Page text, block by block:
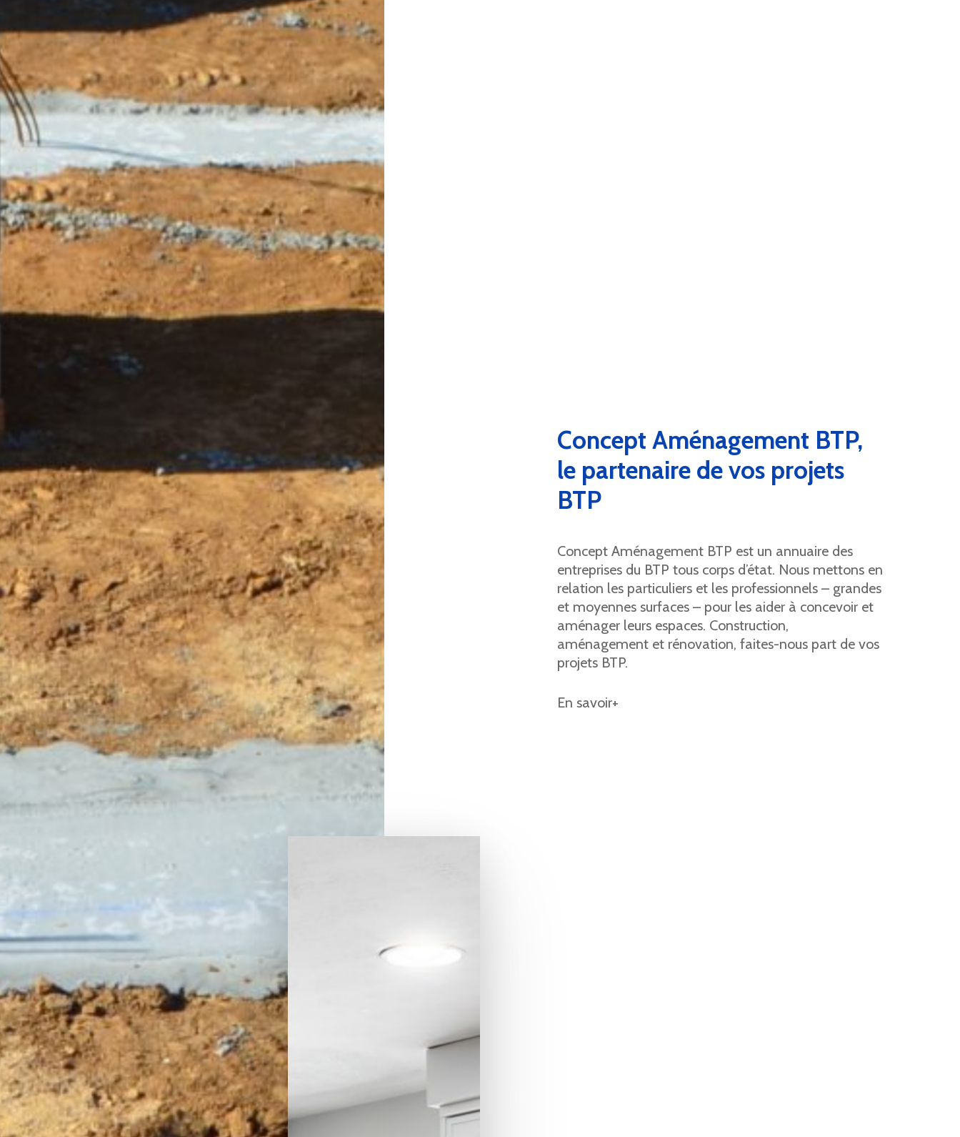
Concept Aménagement BTP,
le partenaire de vos projets
BTP
Concept Aménagement BTP est un annuaire des
entreprises du BTP tous corps d’état. Nous mettons en
relation les particuliers et les professionnels – grandes
et moyennes surfaces – pour les aider à concevoir et
aménager leurs espaces. Construction,
aménagement et rénovation, faites-nous part de vos
projets BTP.
En savoir+